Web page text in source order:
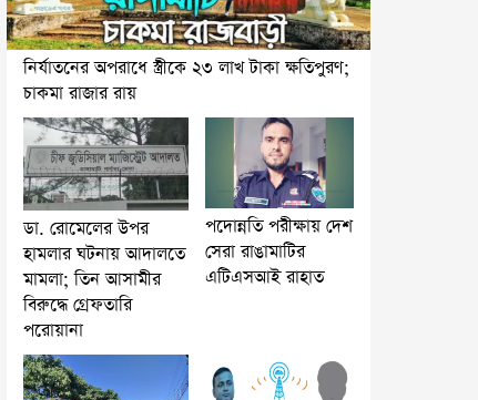
নির্যাতনের অপরাধে স্ত্রীকে ২৩ লাখ টাকা ক্ষতিপুরণ;
চাকমা রাজার রায়
ডা. রোমেলের উপর
হামলার ঘটনায় আদালতে
মামলা; তিন আসামীর
বিরুদ্ধে গ্রেফতারি
পরোয়ানা
পদোন্নতি পরীক্ষায় দেশ
সেরা রাঙামাটির
এটিএসআই রাহাত